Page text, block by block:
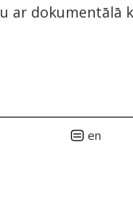
ar
en